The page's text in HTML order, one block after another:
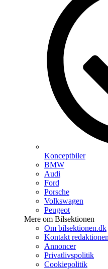
Konceptbiler
BMW
Audi
Ford
Porsche
Volkswagen
Peugeot
Mere om Bilsektionen
Om bilsektionen.dk
Kontakt redaktionen
Annoncer
Privatlivspolitik
Cookiepolitik